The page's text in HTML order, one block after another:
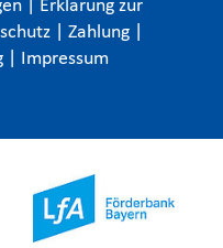
Erklärung zur
Zahlung
Impressum